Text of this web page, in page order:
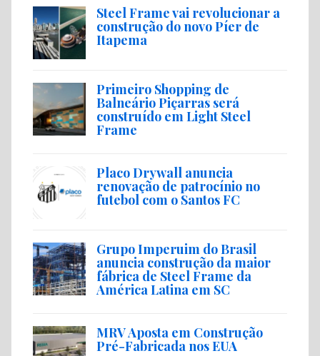
Steel Frame vai revolucionar a
construção do novo Píer de
Itapema
Primeiro Shopping de
Balneário Piçarras será
construído em Light Steel
Frame
Placo Drywall anuncia
renovação de patrocínio no
futebol com o Santos FC
Grupo Imperuim do Brasil
anuncia construção da maior
fábrica de Steel Frame da
América Latina em SC
MRV Aposta em Construção
Pré-Fabricada nos EUA